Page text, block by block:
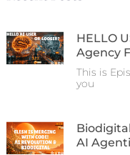
HELLO
Agency
This is
you
AI